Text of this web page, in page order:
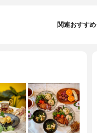
関連おすす